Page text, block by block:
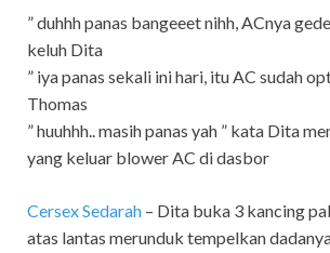
” duhhh panas bangeeet nihh, ACnya
keluh Dita
” iya panas sekali ini hari, itu AC sudah
Thomas
” huuhhh.. masih panas yah ” kata Dita
yang keluar blower AC di dasbor
Cersex Sedarah – Dita buka 3 kancing
atas lantas merunduk tempelkan